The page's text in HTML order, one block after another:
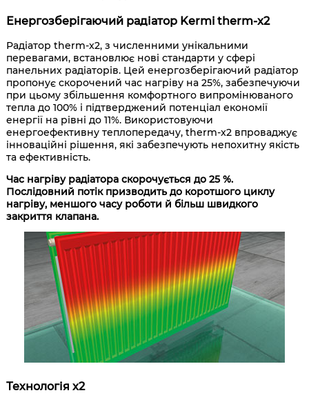
Енергозберігаючий радіатор Kermi therm-x2
Радіатор therm-x2, з численними унікальними
перевагами, встановлює нові стандарти у сфері
панельних радіаторів. Цей енергозберігаючий радіатор
пропонує скорочений час нагріву на 25%, забезпечуючи
при цьому збільшення комфортного випромінюваного
тепла до 100% і підтверджений потенціал економії
енергії на рівні до 11%. Використовуючи
енергоефективну теплопередачу, therm-x2 впроваджує
інноваційні рішення, які забезпечують непохитну якість
та ефективність.
Час нагріву радіатора скорочується до 25 %.
Послідовний потік призводить до коротшого циклу
нагріву, меншого часу роботи й більш швидкого
закриття клапана.
Технологія x2